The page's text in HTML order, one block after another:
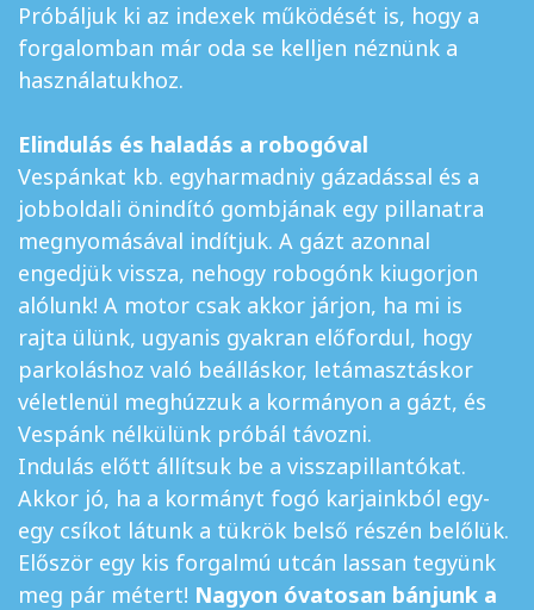
Próbáljuk ki az indexek működését is, hogy a
forgalomban már oda se kelljen néznünk a
használatukhoz.
Elindulás és haladás a robogóval
Vespánkat kb. egyharmadniy gázadással és a
jobboldali önindító gombjának egy pillanatra
megnyomásával indítjuk. A gázt azonnal
engedjük vissza, nehogy robogónk kiugorjon
alólunk! A motor csak akkor járjon, ha mi is
rajta ülünk, ugyanis gyakran előfordul, hogy
parkoláshoz való beálláskor, letámasztáskor
véletlenül meghúzzuk a kormányon a gázt, és
Vespánk nélkülünk próbál távozni.
Indulás előtt állítsuk be a visszapillantókat.
Akkor jó, ha a kormányt fogó karjainkból egy-
egy csíkot látunk a tükrök belső részén belőlük.
Először egy kis forgalmú utcán lassan tegyünk
meg pár métert! Nagyon óvatosan bánjunk a